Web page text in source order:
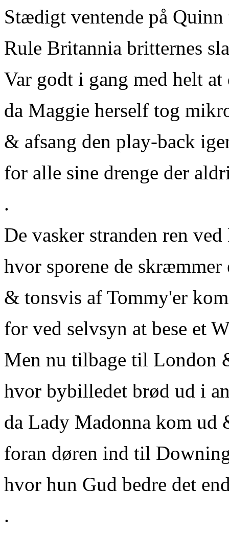
Stædigt ventende på
Rule Britannia britternes
Var godt i gang med helt at
da Maggie herself tog
& afsang den play-back
for alle sine drenge der
.
De vasker stranden ren
hvor sporene de skræmmer
& tonsvis af Tommy'er
for ved selvsyn at bese et
Men nu tilbage til London
hvor bybilledet brød ud i
da Lady Madonna kom ud
foran døren ind til
hvor hun Gud bedre det
.